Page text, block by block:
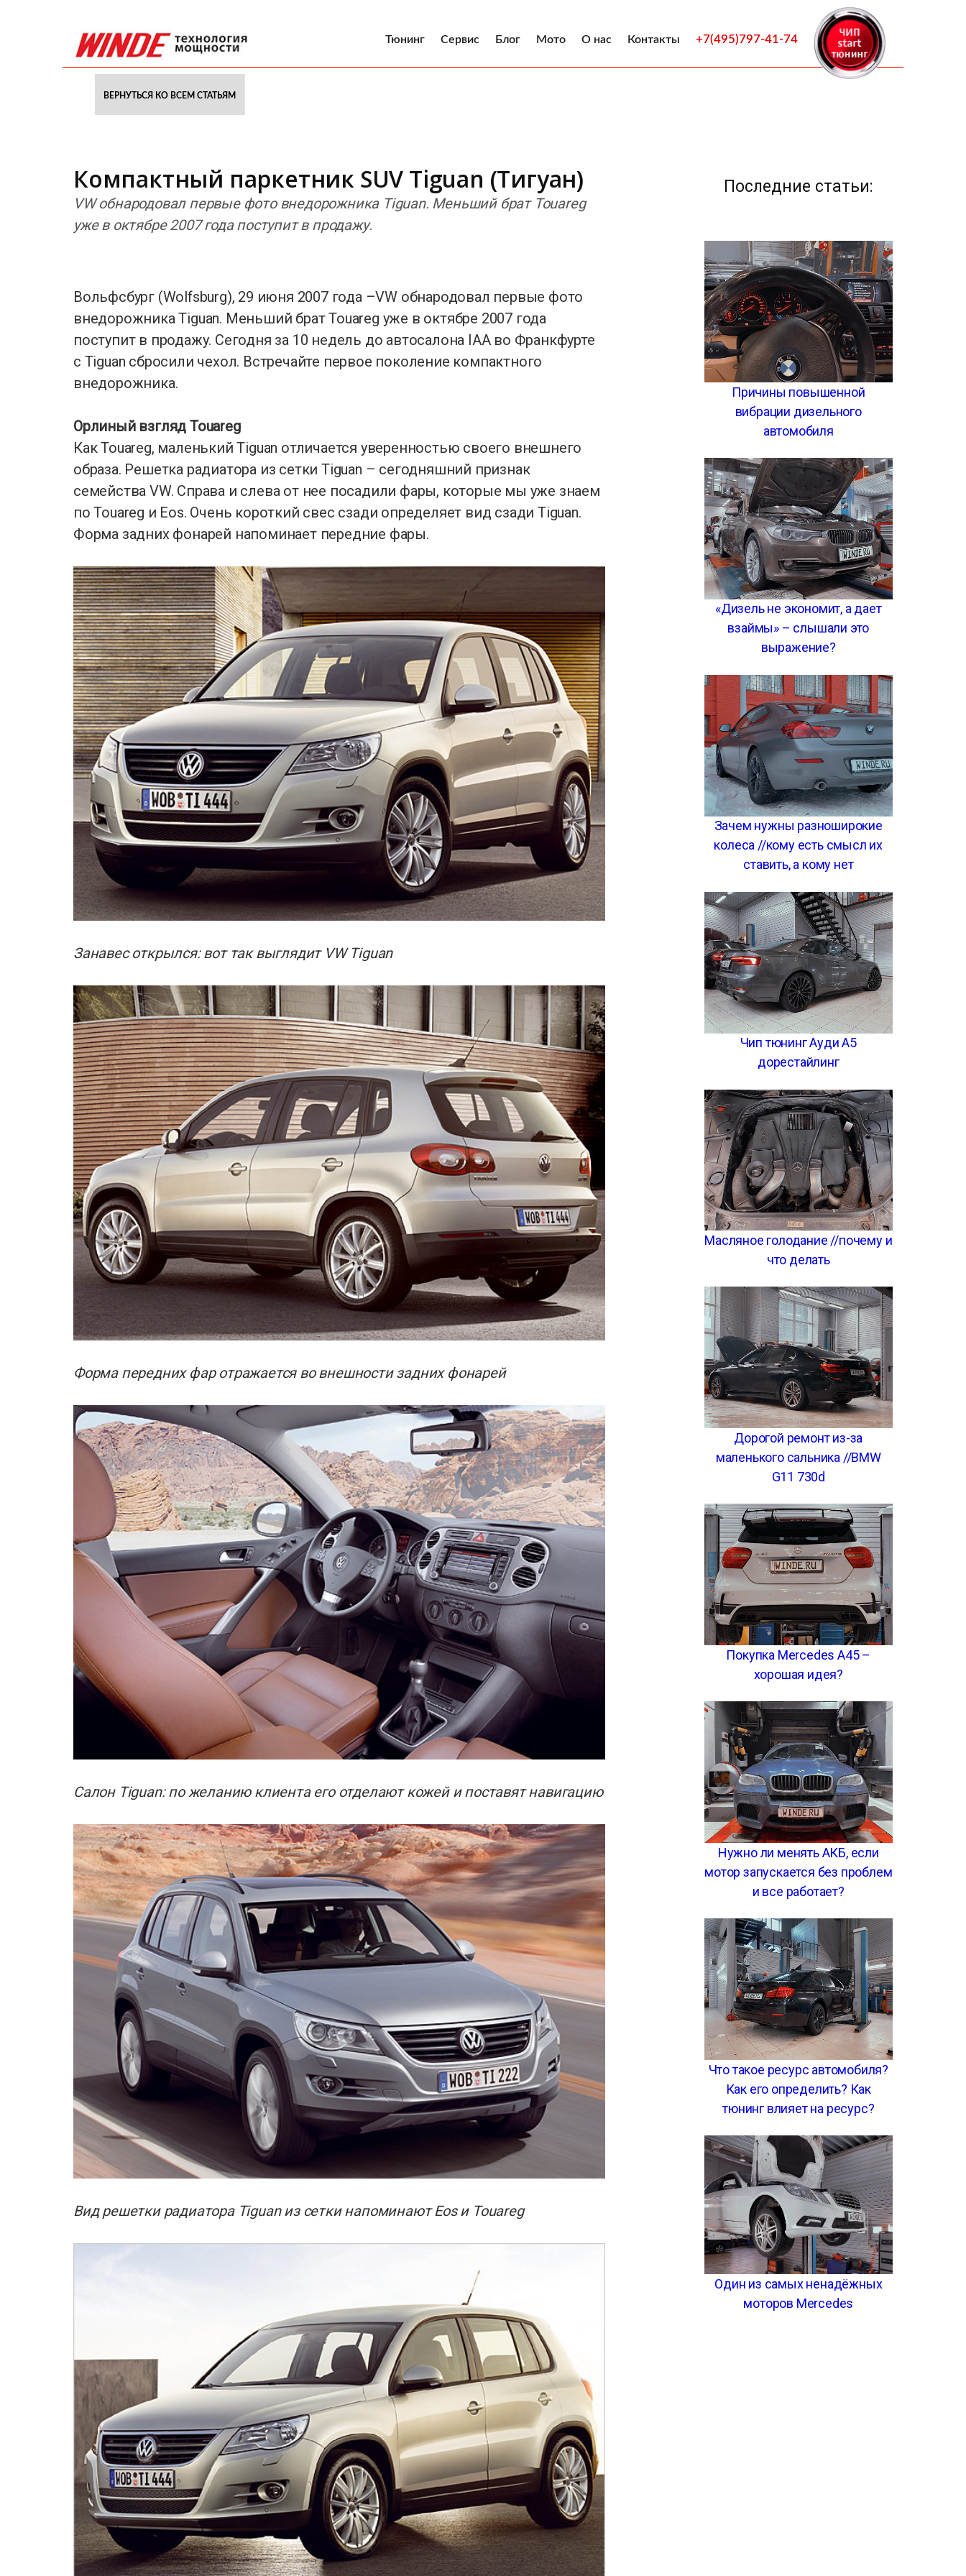
Тюнинг Сервис Блог Мото О нас Контакты +7(495)797-41-74
ВЕРНУТЬСЯ КО ВСЕМ СТАТЬЯМ
Компактный паркетник SUV Tiguan (Тигуан)
VW обнародовал первые фото внедорожника Tiguan. Меньший брат Touareg
уже в октябре 2007 года поступит в продажу.
Вольфсбург (Wolfsburg), 29 июня 2007 года –VW обнародовал первые фото
внедорожника Tiguan. Меньший брат Touareg уже в октябре 2007 года
поступит в продажу. Сегодня за 10 недель до автосалона IAA во Франкфурте
с Tiguan сбросили чехол. Встречайте первое поколение компактного
внедорожника.
Орлиный взгляд Touareg
Как Touareg, маленький Tiguan отличается уверенностью своего внешнего
образа. Решетка радиатора из сетки Tiguan – сегодняшний признак
семейства VW. Справа и слева от нее посадили фары, которые мы уже знаем
по Touareg и Eos. Очень короткий свес сзади определяет вид сзади Tiguan.
Форма задних фонарей напоминает передние фары.
Занавес открылся: вот так выглядит VW Tiguan
Форма передних фар отражается во внешности задних фонарей
Салон Tiguan: по желанию клиента его отделают кожей и поставят навигацию
Вид решетки радиатора Tiguan из сетки напоминают Eos и Touareg
Последние статьи:
Причины повышенной
вибрации дизельного
автомобиля
«Дизель не экономит, а дает
взаймы» – слышали это
выражение?
Зачем нужны разноширокие
колеса //кому есть смысл их
ставить, а кому нет
Чип тюнинг Ауди А5
дорестайлинг
Масляное голодание //почему и
что делать
Дорогой ремонт из-за
маленького сальника //BMW
G11 730d
Покупка Mercedes A45 –
хорошая идея?
Нужно ли менять АКБ, если
мотор запускается без проблем
и все работает?
Что такое ресурс автомобиля?
Как его определить? Как
тюнинг влияет на ресурс?
Один из самых ненадёжных
моторов Mercedes